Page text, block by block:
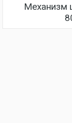
Механизм